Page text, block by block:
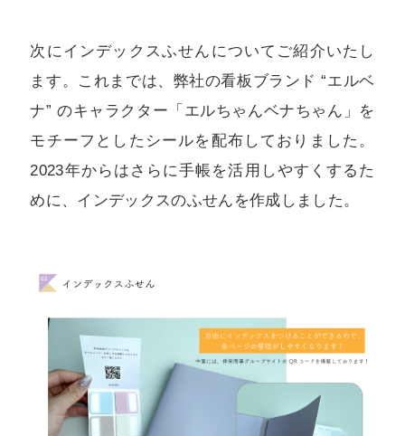
次にインデックスふせんについてご紹介いたし
ます。これまでは、弊社の看板ブランド “エルベ
ナ” のキャラクター「エルちゃんベナちゃん」を
モチーフとしたシールを配布しておりました。
2023年からはさらに手帳を活用しやすくするた
めに、インデックスのふせんを作成しました。